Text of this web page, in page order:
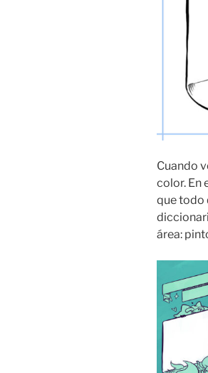
Cuando
color. En
que todo
área: